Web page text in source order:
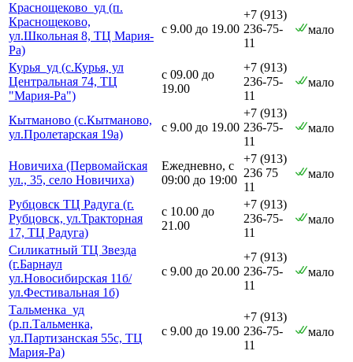
Краснощеково_уд (п.
Краснощеково,
ул.Школьная 8, ТЦ Мария-
Ра)
с 9.00 до 19.00
+7 (913)
236-75-
11
мало
Курья_уд (с.Курья, ул
Центральная 74, ТЦ
"Мария-Ра")
с 09.00 до
19.00
+7 (913)
236-75-
11
мало
Кытманово (с.Кытманово,
ул.Пролетарская 19а)
с 9.00 до 19.00
+7 (913)
236-75-
11
мало
Новичиха (Первомайская
ул., 35, село Новичиха)
Ежедневно, с
09:00 до 19:00
+7 (913)
236 75
11
мало
Рубцовск ТЦ Радуга (г.
Рубцовск, ул.Тракторная
17, ТЦ Радуга)
с 10.00 до
21.00
+7 (913)
236-75-
11
мало
Силикатный ТЦ Звезда
(г.Барнаул
ул.Новосибирская 11б/
ул.Фестивальная 1б)
с 9.00 до 20.00
+7 (913)
236-75-
11
мало
Тальменка_уд
(р.п.Тальменка,
ул.Партизанская 55с, ТЦ
Мария-Ра)
с 9.00 до 19.00
+7 (913)
236-75-
11
мало